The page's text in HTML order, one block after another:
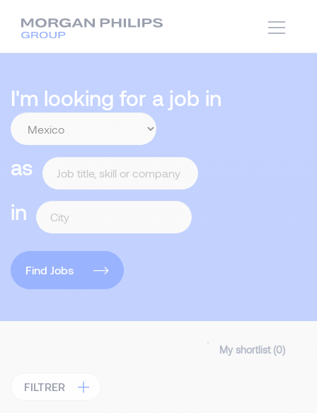
I'm looking for a job in
as
in
Find Jobs
My shortlist (0)
FILTRER